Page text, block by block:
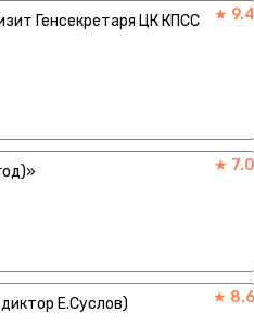
Генсекретаря ЦК КПСС
★ 9.4
★ 7.0
Е.Суслов) ★ 8.6